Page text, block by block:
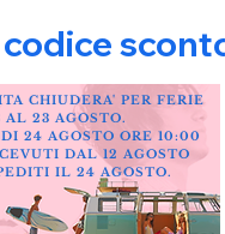
codice
CHIUDERA' PER FERIE
AL 23 AGOSTO.
24 AGOSTO ORE 10:00
DAL 12 AGOSTO
IL 24 AGOSTO.